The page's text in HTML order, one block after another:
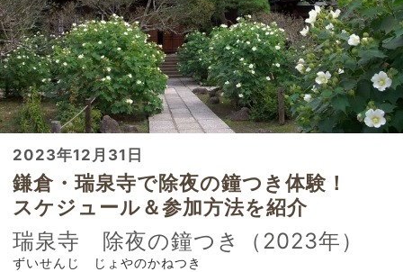
2023年12月31日
鎌倉・瑞泉寺で除夜の鐘つき体験！
スケジュール＆参加方法を紹介
瑞泉寺 除夜の鐘つき（2023年）
ずいせんじ じょやのかねつき